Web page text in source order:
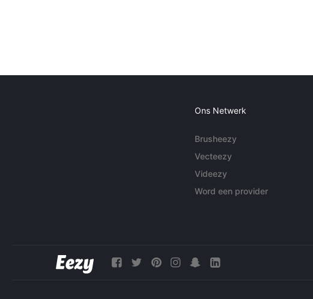
Ons Netwerk
Brusheezy
Vecteezy
Videezy
Word een provider